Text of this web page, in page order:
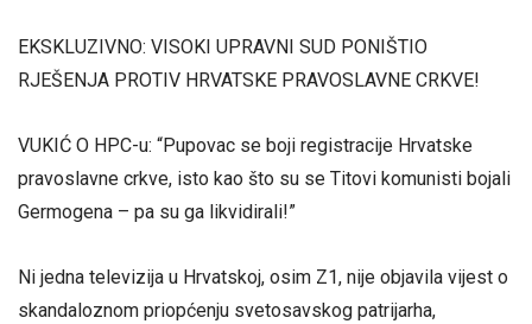
EKSKLUZIVNO: VISOKI UPRAVNI SUD PONIŠTIO
RJEŠENJA PROTIV HRVATSKE PRAVOSLAVNE CRKVE!
VUKIĆ O HPC-u: “Pupovac se boji registracije Hrvatske
pravoslavne crkve, isto kao što su se Titovi komunisti bojali
Germogena – pa su ga likvidirali!”
Ni jedna televizija u Hrvatskoj, osim Z1, nije objavila vijest o
skandaloznom priopćenju svetosavskog patrijarha,